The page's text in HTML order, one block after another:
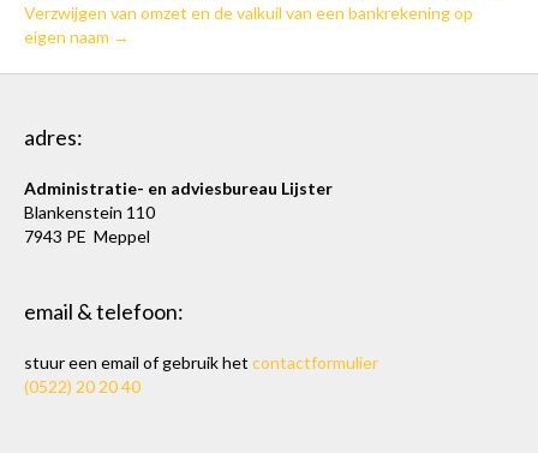
Verzwijgen van omzet en de valkuil van een bankrekening op
eigen naam →
adres:
Administratie- en adviesbureau Lijster
Blankenstein 110
7943 PE Meppel
email & telefoon:
stuur een email of gebruik het contactformulier
(0522) 20 20 40